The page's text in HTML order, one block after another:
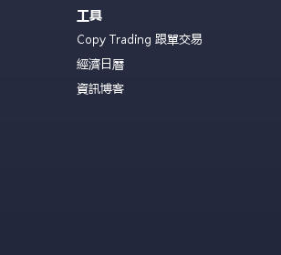
工具
Copy Trading 跟單交易
經濟日曆
資訊博客